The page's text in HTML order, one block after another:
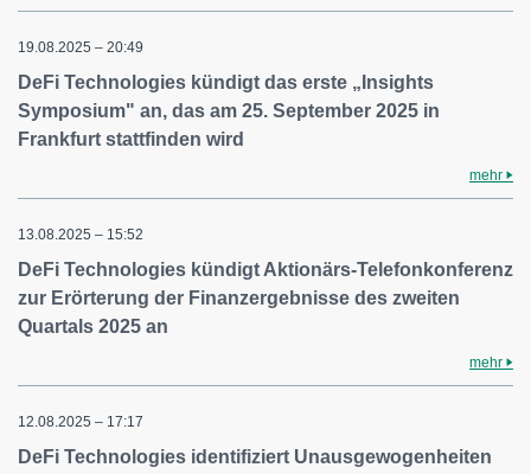
19.08.2025 – 20:49
DeFi Technologies kündigt das erste „Insights
Symposium" an, das am 25. September 2025 in
Frankfurt stattfinden wird
mehr
13.08.2025 – 15:52
DeFi Technologies kündigt Aktionärs-Telefonkonferenz
zur Erörterung der Finanzergebnisse des zweiten
Quartals 2025 an
mehr
12.08.2025 – 17:17
DeFi Technologies identifiziert Unausgewogenheiten